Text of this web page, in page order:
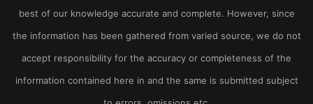
best of our knowledge accurate and complete. However, since
the information has been gathered from varied source, we do not
accept responsibility for the accuracy or completeness of the
information contained here in and the same is submitted subject